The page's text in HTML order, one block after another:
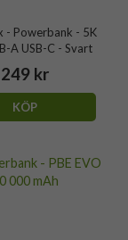
- Powerbank - 5K
A USB-C - Svart
249 kr
KÖP